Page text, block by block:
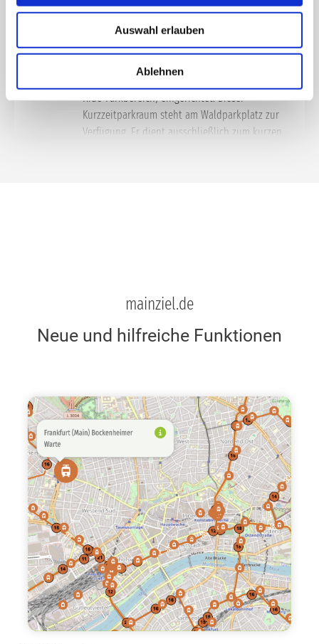
Auswahl erlauben
Ablehnen
KISS + RIDE zum Veranstaltungssommer
Niederrad, Deutsche Bank Park, im Rahmen des
Veranstaltungssommer ab 22.05. wird ein
Ride-Parkbereich) eingerichtet. Dieser
Kurzzeitparkraum steht am Waldparkplatz zur
Verfügung. Er dient ausschließlich zum kurzen
Radwege vom 03.08.2026 bis 24.08.2026.
Am Erlenbruch
Riederwald, Am Erlenbruch, aufgrund von
Tunnelarbeiten Vollsperrung der Radwege,
Vollsperrung der Gehwege vom 20.10.2025 bis
30.06.2027.
Am Seckbacher Ried
mainziel.de
Neue und hilfreiche Funktionen